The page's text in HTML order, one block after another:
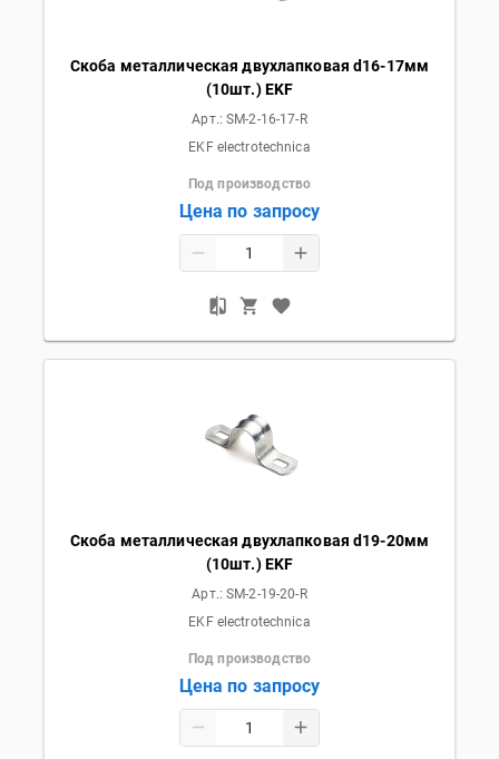
Скоба металлическая двухлапковая d16-17мм
(10шт.) EKF
Арт.:SM-2-16-17-R
EKF electrotechnica
Под производство
Цена по запросу
Скоба металлическая двухлапковая d19-20мм
(10шт.) EKF
Арт.:SM-2-19-20-R
EKF electrotechnica
Под производство
Цена по запросу